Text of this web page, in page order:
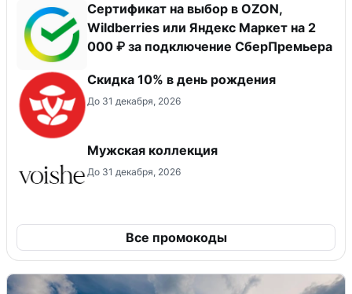
Сертификат на выбор в OZON,
Wildberries или Яндекс Маркет на 2
000 ₽ за подключение СберПремьера
Скидка 10% в день рождения
До 31 декабря, 2026
Мужская коллекция
До 31 декабря, 2026
Все промокоды